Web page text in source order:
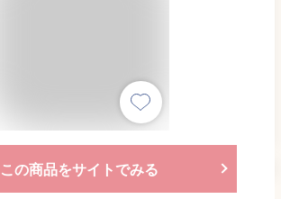
この商品をサイトでみる